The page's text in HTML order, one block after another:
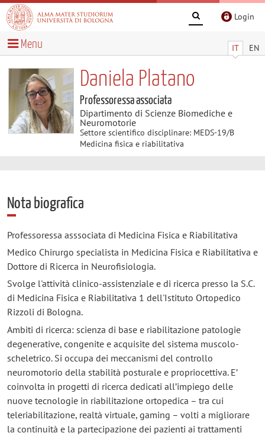
Login
IT EN
Menu
Daniela Platano
Professoressa associata
Dipartimento di Scienze Biomediche e
Neuromotorie
Settore scientifico disciplinare: MEDS-19/B
Medicina fisica e riabilitativa
Nota biografica
Professoressa asssociata di Medicina Fisica e Riabilitativa
Medico Chirurgo specialista in Medicina Fisica e Riabilitativa e
Dottore di Ricerca in Neurofisiologia.
Svolge l'attività clinico-assistenziale e di ricerca presso la S.C.
di Medicina Fisica e Riabilitativa 1 dell'Istituto Ortopedico
Rizzoli di Bologna.
Ambiti di ricerca: scienza di base e riabilitazione patologie
degenerative, congenite e acquisite del sistema muscolo-
scheletrico. Si occupa dei meccanismi del controllo
neuromotorio della stabilità posturale e propriocettiva. E’
coinvolta in progetti di ricerca dedicati all’impiego delle
nuove tecnologie in riabilitazione ortopedica – tra cui
teleriabilitazione, realtà virtuale, gaming – volti a migliorare
la continuità e la partecipazione dei pazienti ai trattamenti